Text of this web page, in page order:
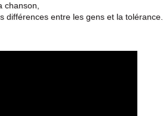
chanson,
différences entre les gens et la tolérance.